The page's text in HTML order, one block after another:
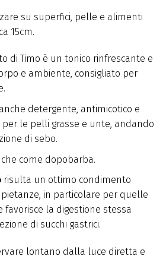
su superfici, pelle e alimenti
15cm.
di Timo è un tonico rinfrescante e
e ambiente, consigliato per
detergente, antimicotico e
le pelli grasse e unte, andando
di sebo.
come dopobarba.
risulta un ottimo condimento
in particolare per quelle
favorisce la digestione stessa
di succhi gastrici.
lontano dalla luce diretta e